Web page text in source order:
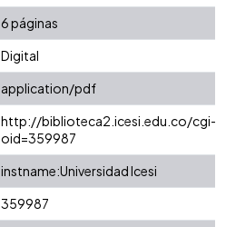
6 páginas
Digital
application/pdf
http://biblioteca2.icesi.edu.co/cgi-
oid=359987
instname:Universidad Icesi
359987